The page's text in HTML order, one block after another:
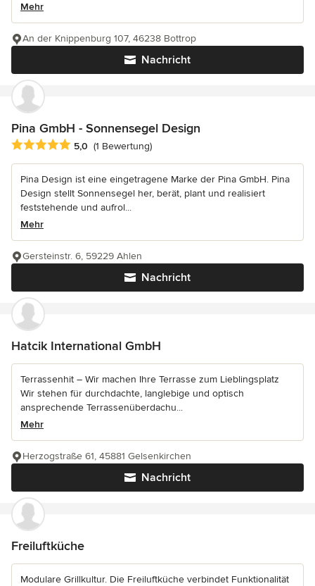
Mehr
Nachricht
An der Knippenburg 107, 46238 Bottrop
Pina GmbH - Sonnensegel Design
Durchschnittliche Bewertung: 5 von 5 Sternen
5,0 (1 Bewertung)
Pina Design ist eine eingetragene Marke der Pina GmbH. Pina
Design stellt Sonnensegel her, berät, plant und realisiert
feststehende und aufrol...
Mehr
Nachricht
Gersteinstr. 6, 59229 Ahlen
Hatcik International GmbH
Terrassenhit – Wir machen Ihre Terrasse zum Lieblingsplatz
Wir stehen für durchdachte, langlebige und optisch
ansprechende Terrassenüberdachu...
Mehr
Nachricht
Herzogstraße 61, 45881 Gelsenkirchen
Freiluftküche
Modulare Grillkultur. Die Freiluftküche verbindet Funktionalität